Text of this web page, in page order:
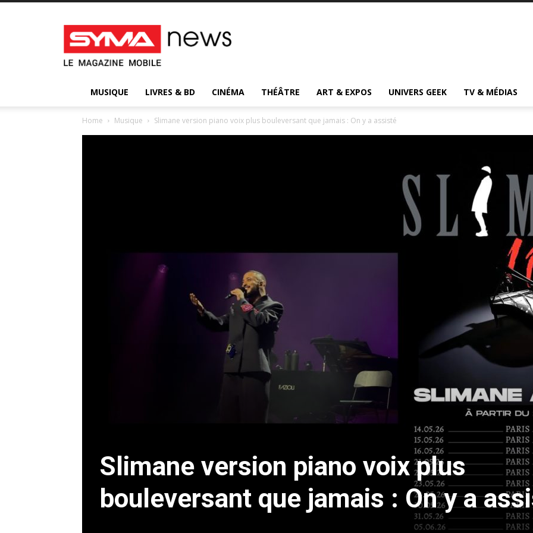
Syma
News
:
votre
d’actualité
MUSIQUE LIVRES & BD CINÉMA THÉÂTRE ART & EXPOS UNIVERS GEEK TV & MÉDIAS
Home Musique Slimane version piano voix plus bouleversant que jamais : On y a assisté
Slimane version piano voix plus
bouleversant que jamais : On y a